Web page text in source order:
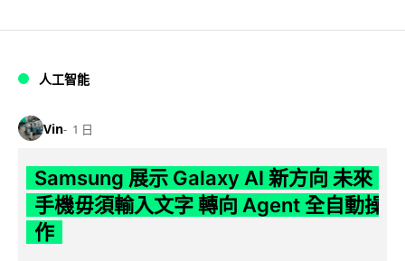
人工智能
Vin 1 日
Samsung 展示 Galaxy AI 新方向 未來
手機毋須輸入文字 轉向 Agent 全自動操
作